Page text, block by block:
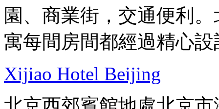
園、商業街，交通便利
寓每間房間都經過精心
Xijiao Hotel Beijing